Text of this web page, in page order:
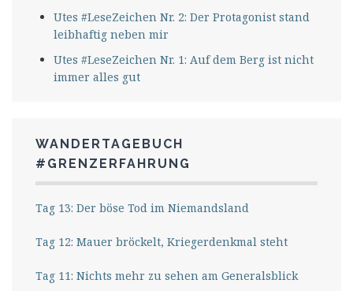
Utes #LeseZeichen Nr. 2: Der Protagonist stand
leibhaftig neben mir
Utes #LeseZeichen Nr. 1: Auf dem Berg ist nicht
immer alles gut
WANDERTAGEBUCH
#GRENZERFAHRUNG
Tag 13: Der böse Tod im Niemandsland
Tag 12: Mauer bröckelt, Kriegerdenkmal steht
Tag 11: Nichts mehr zu sehen am Generalsblick